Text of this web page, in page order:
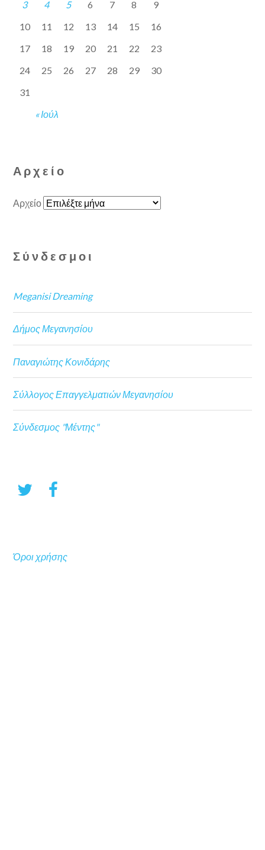
« Ιούλ
3
4 5 6 7 8
9
10
11 12 13 14 15
16
17
18 19 20 21 22
23
24
25 26 27 28 29
30
31
Αρχείο
Αρχείο
Σύνδεσμοι
Meganisi Dreaming
Δήμος Μεγανησίου
Παναγιώτης Κονιδάρης
Σύλλογος Επαγγελματιών Μεγανησίου
Σύνδεσμος "Μέντης"
Όροι χρήσης